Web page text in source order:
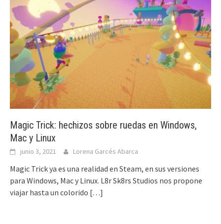
Magic Trick: hechizos sobre ruedas en Windows,
Mac y Linux
junio 3, 2021 Lorena Garcés Abarca
Magic Trick ya es una realidad en Steam, en sus versiones
para Windows, Mac y Linux. L8r Sk8rs Studios nos propone
viajar hasta un colorido […]